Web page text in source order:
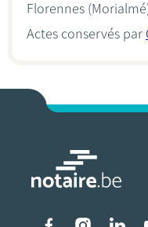
Florennes
Actes conservés par